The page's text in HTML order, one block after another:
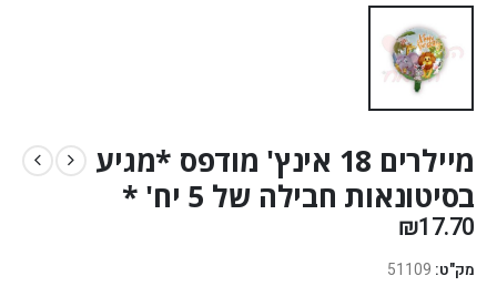
מיילרים 18 אינץ' מודפס *מגיע
בסיטונאות חבילה של 5 יח' *
₪17.70
מק"ט: 51109